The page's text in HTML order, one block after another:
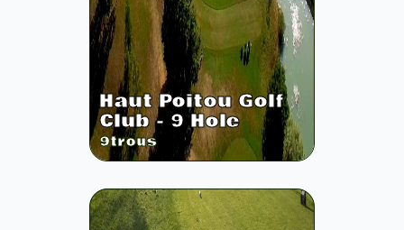
Haut Poitou Golf
Club - 9 Hole
9trous